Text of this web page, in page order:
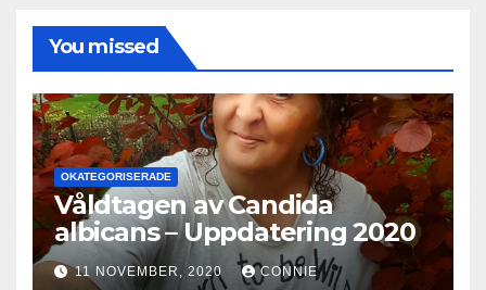
You missed
OKATEGORISERADE
Våldtagen av Candida
albicans – Uppdatering 2020
11 NOVEMBER, 2020 CONNIE